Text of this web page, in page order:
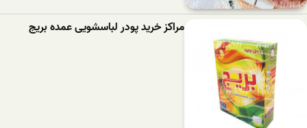
مراکز خرید پودر لباسشویی عمده بریج